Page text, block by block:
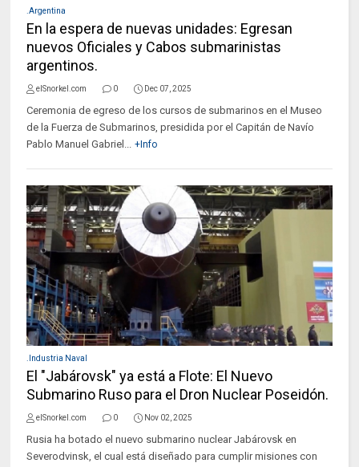
.Argentina
En la espera de nuevas unidades: Egresan
nuevos Oficiales y Cabos submarinistas
argentinos.
elSnorkel.com 0 Dec 07, 2025
Ceremonia de egreso de los cursos de submarinos en el Museo
de la Fuerza de Submarinos, presidida por el Capitán de Navío
Pablo Manuel Gabriel... +Info
.Industria Naval
El "Jabárovsk" ya está a Flote: El Nuevo
Submarino Ruso para el Dron Nuclear Poseidón.
elSnorkel.com 0 Nov 02, 2025
Rusia ha botado el nuevo submarino nuclear Jabárovsk en
Severodvinsk, el cual está diseñado para cumplir misiones con